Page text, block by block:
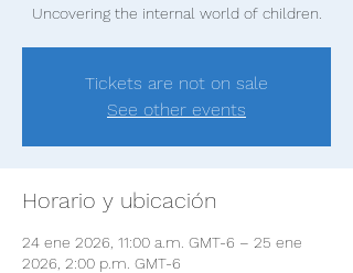
Uncovering the internal world of children.
Tickets are not on sale
See other events
Horario y ubicación
24 ene 2026, 11:00 a.m. GMT-6 – 25 ene
2026, 2:00 p.m. GMT-6